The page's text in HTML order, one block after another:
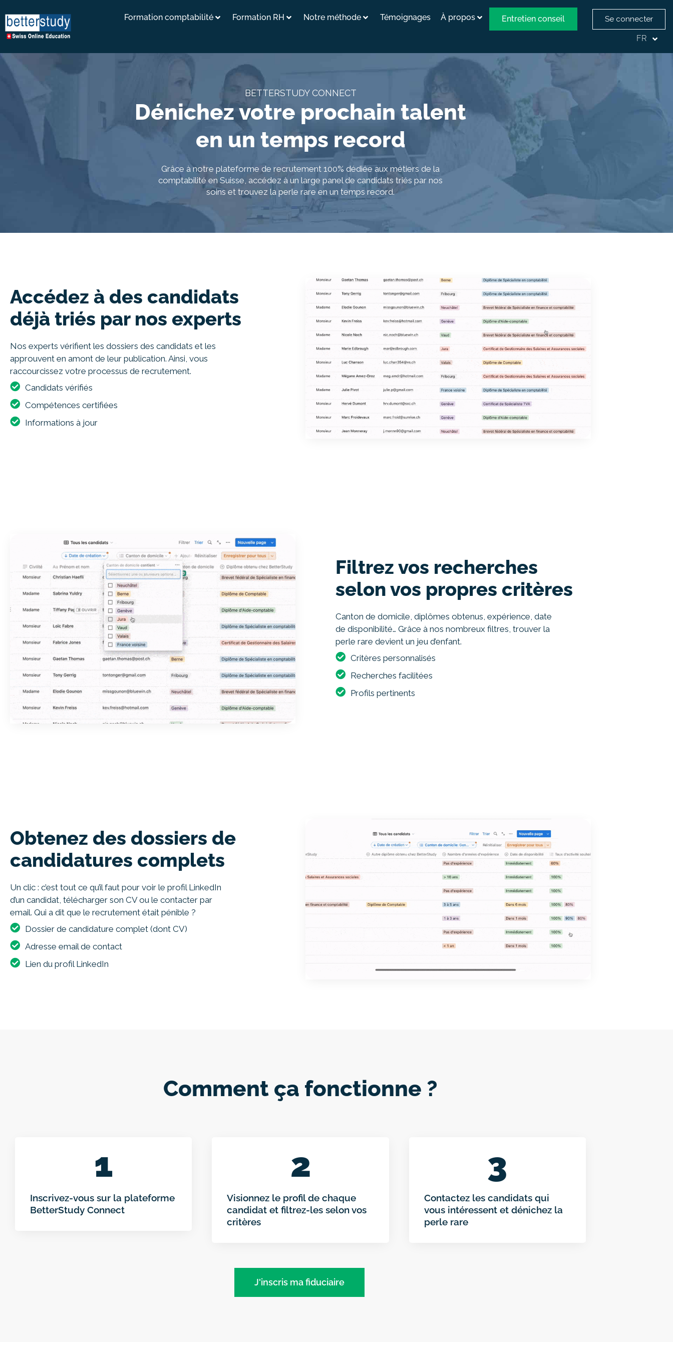
Formation comptabilité Formation RH Notre méthode Témoignages À propos Entretien conseil Se connecter
FR
BETTERSTUDY CONNECT
Dénichez votre prochain talent
en un temps record
Grâce à notre plateforme de recrutement 100% dédiée aux métiers de la
comptabilité en Suisse, accédez à un large panel de candidats triés par nos
soins et trouvez la perle rare en un temps record.
Accédez à des candidats
déjà triés par nos experts
Nos experts vérifient les dossiers des candidats et les
approuvent en amont de leur publication. Ainsi, vous
raccourcissez votre processus de recrutement.
Candidats vérifiés
Compétences certifiées
Informations à jour
Filtrez vos recherches
selon vos propres critères
Canton de domicile, diplômes obtenus, expérience, date
de disponibilité… Grâce à nos nombreux filtres, trouver la
perle rare devient un jeu d’enfant.
Critères personnalisés
Recherches facilitées
Profils pertinents
Obtenez des dossiers de
candidatures complets
Un clic : c’est tout ce qu’il faut pour voir le profil LinkedIn
d’un candidat, télécharger son CV ou le contacter par
email. Qui a dit que le recrutement était pénible ?
Dossier de candidature complet (dont CV)
Adresse email de contact
Lien du profil LinkedIn
Comment ça fonctionne ?
Inscrivez-vous sur la plateforme
BetterStudy Connect
1
Visionnez le profil de chaque
candidat et filtrez-les selon vos
critères
2
Contactez les candidats qui
vous intéressent et dénichez la
perle rare
3
J'inscris ma fiduciaire